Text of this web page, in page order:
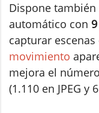
Dispone
automático con
capturar
movimiento
mejora el
(1.110 en JPEG y